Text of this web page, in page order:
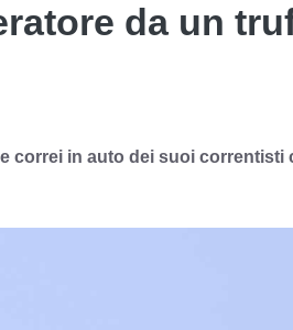
da un
correi in auto dei suoi correntisti